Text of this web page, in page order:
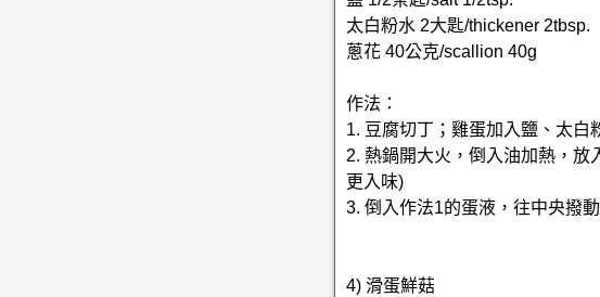
太白粉水 2大匙/thickener 2tbsp.
蔥花 40公克/scallion 40g
作法：
1. 豆腐切丁；雞蛋加入鹽、太白
2. 熱鍋開大火，倒入油加熱，
更入味)
3. 倒入作法1的蛋液，往中央撥
4) 滑蛋鮮菇